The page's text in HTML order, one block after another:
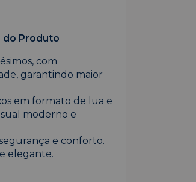
do Produto
com
garantindo maior
em formato de lua e
moderno e
e conforto.
elegante.